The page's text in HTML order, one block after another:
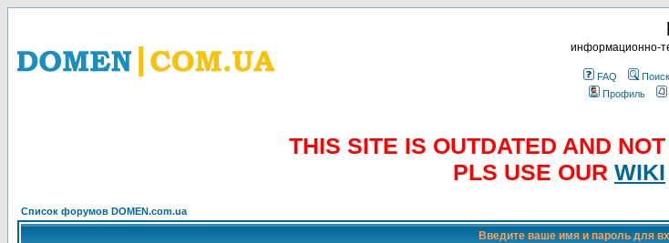
информационно-
FAQ Поиск
Профиль
THIS SITE IS OUTDATED AND
PLS USE OUR WIKI
Список форумов DOMEN.com.ua
Введите ваше имя и пароль для